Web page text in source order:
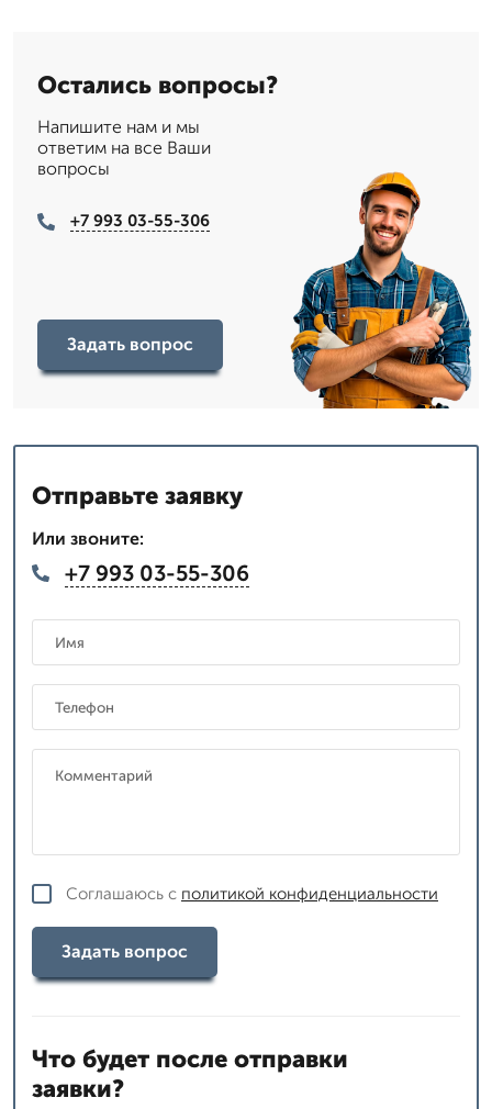
Остались вопросы?
Напишите нам и мы
ответим на все Ваши
вопросы
+7 993 03-55-306
Задать вопрос
Отправьте заявку
Или звоните:
+7 993 03-55-306
Соглашаюсь с политикой конфиденциальности
Задать вопрос
Что будет после отправки
заявки?